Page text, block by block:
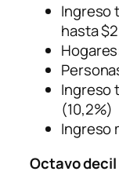
Ingreso
hasta
Ingreso
(10,2%)
Ingreso
Octavo decil